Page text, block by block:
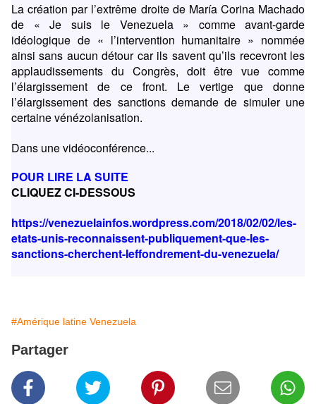
La création par l’extrême droite de María Corina Machado
de « Je suis le Venezuela » comme avant-garde
idéologique de « l’intervention humanitaire » nommée
ainsi sans aucun détour car ils savent qu’ils recevront les
applaudissements du Congrès, doit être vue comme
l’élargissement de ce front. Le vertige que donne
l’élargissement des sanctions demande de simuler une
certaine vénézolanisation.
Dans une vidéoconférence...
POUR LIRE LA SUITE
CLIQUEZ CI-DESSOUS
https://venezuelainfos.wordpress.com/2018/02/02/les-
etats-unis-reconnaissent-publiquement-que-les-
sanctions-cherchent-leffondrement-du-venezuela/
#Amérique latine Venezuela
Partager